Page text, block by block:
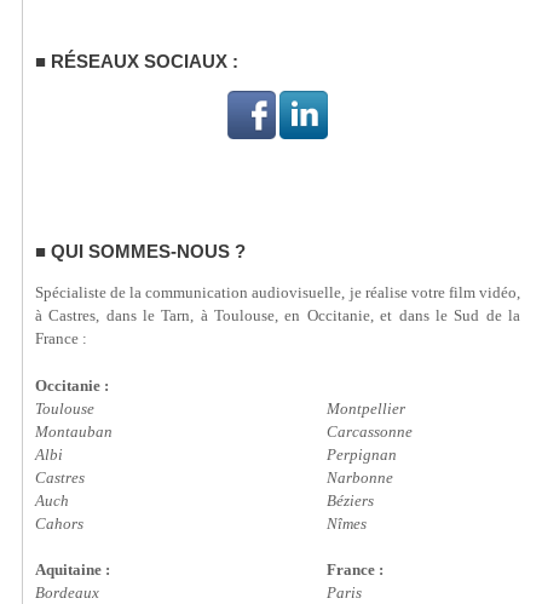
RÉSEAUX SOCIAUX :
QUI SOMMES-NOUS ?
Spécialiste de la communication audiovisuelle, je réalise votre film vidéo,
à Castres, dans le Tarn, à Toulouse, en Occitanie, et dans le Sud de la
France :
Occitanie :
Toulouse
Montauban
Albi
Castres
Auch
Cahors
Montpellier
Carcassonne
Perpignan
Narbonne
Béziers
Nîmes
Aquitaine :
Bordeaux
France :
Paris